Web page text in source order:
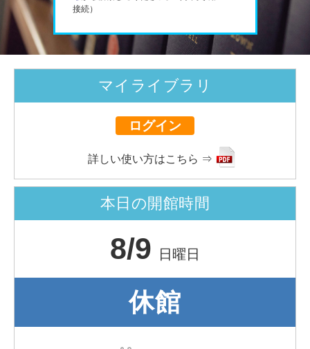
接続）
マイライブラリ
ログイン
詳しい使い方はこちら ⇒
本日の開館時間
8/9 日曜日
休館